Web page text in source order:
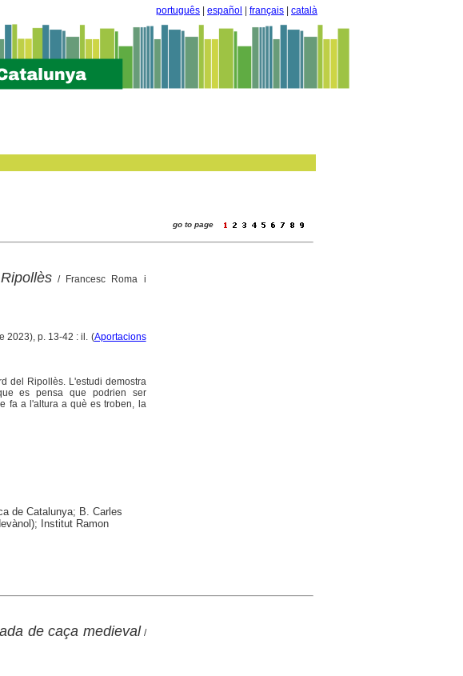
português español français català
go to page
/ Francesc Roma i
2023), p. 13-42 : il. (Aportacions
del Ripollès. L'estudi demostra
es pensa que podrien ser
fa a l'altura a què es troben, la
de Catalunya; B. Carles
Institut Ramon
de caça medieval/